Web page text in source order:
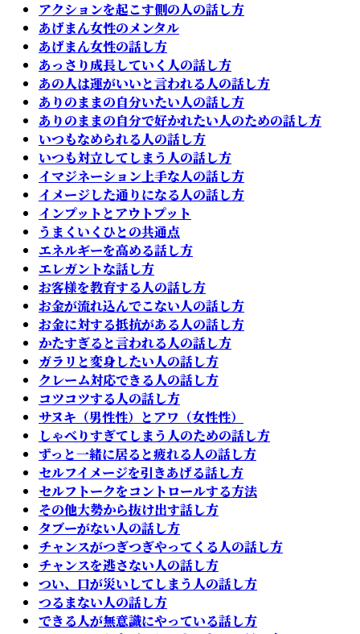
アクションを起こす側の人の話し方
あげまん女性のメンタル
あげまん女性の話し方
あっさり成長していく人の話し方
あの人は運がいいと言われる人の話し方
ありのままの自分いたい人の話し方
ありのままの自分で好かれたい人のための話し方
いつもなめられる人の話し方
いつも対立してしまう人の話し方
イマジネーション上手な人の話し方
イメージした通りになる人の話し方
インプットとアウトプット
うまくいくひとの共通点
エネルギーを高める話し方
エレガントな話し方
お客様を教育する人の話し方
お金が流れ込んでこない人の話し方
お金に対する抵抗がある人の話し方
かたすぎると言われる人の話し方
ガラリと変身したい人の話し方
クレーム対応できる人の話し方
コツコツする人の話し方
サヌキ（男性性）とアワ（女性性）
しゃべりすぎてしまう人のための話し方
ずっと一緒に居ると疲れる人の話し方
セルフイメージを引きあげる話し方
セルフトークをコントロールする方法
その他大勢から抜け出す話し方
タブーがない人の話し方
チャンスがつぎつぎやってくる人の話し方
チャンスを逃さない人の話し方
つい、口が災いしてしまう人の話し方
つるまない人の話し方
できる人が無意識にやっている話し方